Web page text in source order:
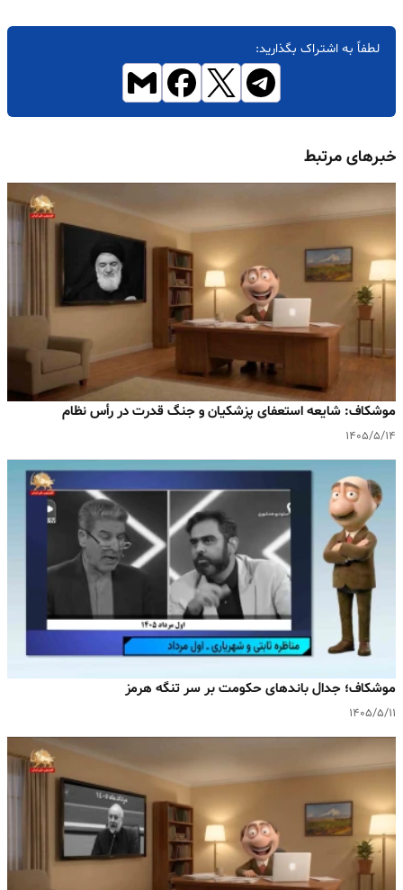
لطفاً به اشتراک بگذارید:
خبرهای مرتبط
موشکاف: شایعه استعفای پزشکیان و جنگ قدرت در رأس نظام
۱۴۰۵/۵/۱۴
موشکاف؛ جدال باندهای حکومت بر سر تنگه هرمز
۱۴۰۵/۵/۱۱